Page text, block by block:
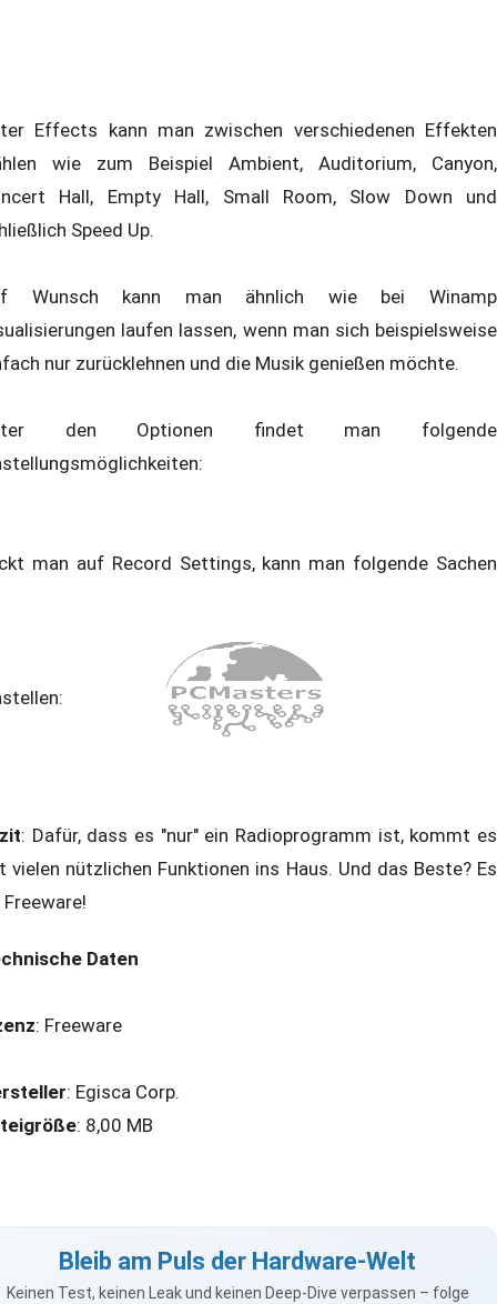
Effects kann man zwischen verschiedenen Effekten
wie zum Beispiel Ambient, Auditorium, Canyon,
Hall, Empty Hall, Small Room, Slow Down und
Speed Up.
Wunsch kann man ähnlich wie bei Winamp
laufen lassen, wenn man sich beispielsweise
nur zurücklehnen und die Musik genießen möchte.
den Optionen findet man folgende
man auf Record Settings, kann man folgende Sachen
: Dafür, dass es "nur" ein Radioprogramm ist, kommt es
vielen nützlichen Funktionen ins Haus. Und das Beste? Es
Daten
: Freeware
: Egisca Corp.
: 8,00 MB
Bleib am Puls der Hardware-Welt
Keinen Test, keinen Leak und keinen Deep-Dive verpassen – folge